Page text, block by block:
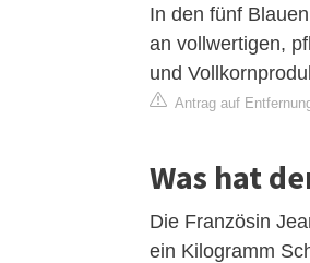
In den fünf
an vollwertigen,
und
Antrag auf
Was hat
Die Französin
ein Kilogramm